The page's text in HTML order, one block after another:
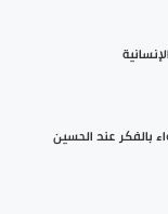
بالفكر عند الحسين